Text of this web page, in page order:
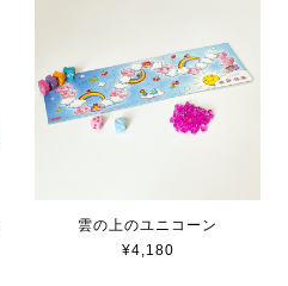
雲の上のユニコーン
¥4,180